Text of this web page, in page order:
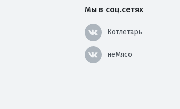
Мы в соц.сетях
Котлетарь
неМясо